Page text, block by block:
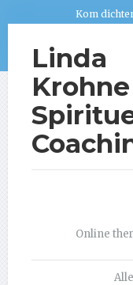
Kom
Linda
Krohne
Online